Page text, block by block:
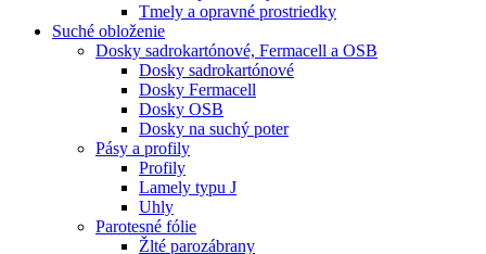
Tmely a opravné prostriedky
Suché obloženie
Dosky sadrokartónové, Fermacell a OSB
Dosky sadrokartónové
Dosky Fermacell
Dosky OSB
Dosky na suchý poter
Pásy a profily
Profily
Lamely typu J
Uhly
Parotesné fólie
Žlté parozábrany